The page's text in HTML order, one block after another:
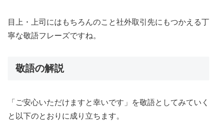
目上・上司にはもちろんのこと社外取引先にもつかえる丁
寧な敬語フレーズですね。
敬語の解説
「ご安心いただけますと幸いです」を敬語としてみていく
と以下のとおりに成り立ちます。